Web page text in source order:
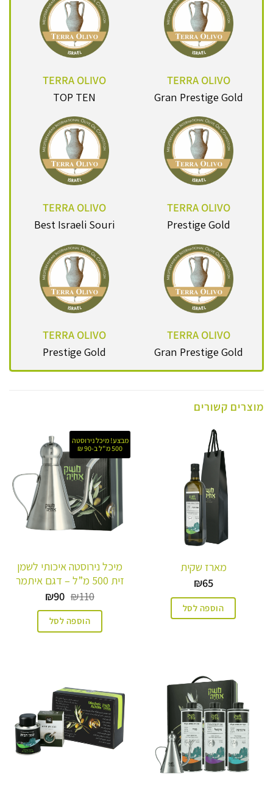
TERRA OLIVO
Gran Prestige Gold
TERRA OLIVO
TOP TEN
TERRA OLIVO
Prestige Gold
TERRA OLIVO
Best Israeli Souri
TERRA OLIVO
Gran Prestige Gold
TERRA OLIVO
Prestige Gold
מוצרים קשורים
מארז שקית
₪65
הוספה לסל
מבצע! מיכל נירוסטה
500 מ"ל ב-90 ₪
מיכל נירוסטה איכותי לשמן
זית 500 מ”ל – דגם איתמר
₪110 המחיר
היה:
₪110.
₪90 המחיר
הוא:
₪90. הוספה לסל